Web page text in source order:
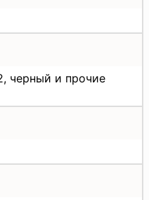
черный и прочие